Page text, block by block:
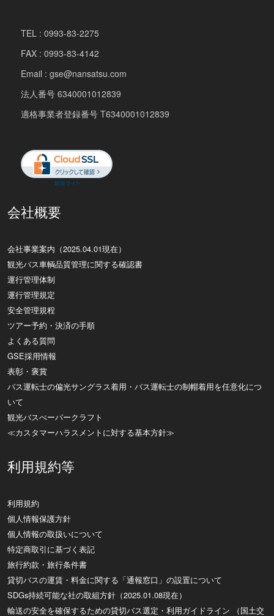
TEL : 0993-83-2275
FAX : 0993-83-4142
Email : gse@nansatsu.com
法人番号 6340001012839
適格事業者登録番号 T6340001012839
会社概要
会社事業案内（2025.04.01現在）
観光バス車輌品質管理に関する確認書
運行管理体制
運行管理規定
安全管理規程
ツアー予約・決済の手順
よくある質問
GSE採用情報
表彰・褒賞
バス運転士の偏光サングラス着用・バス運転士の制帽着用を任意化につ
いて
観光バスぺーパークラフト
≪カスタマーハラスメントに対する基本方針≫
利用規約等
利用規約
個人情報保護方針
個人情報の取扱いについて
特定商取引に基づく表記
旅行約款・旅行条件書
貸切バスの運賃・料金に関する「通報窓口」の設置について
SDGs持続可能な社の取組方針（2025.01.08現在）
輸送の安全を確保するための貸切バス選定・利用ガイドライン （国土交